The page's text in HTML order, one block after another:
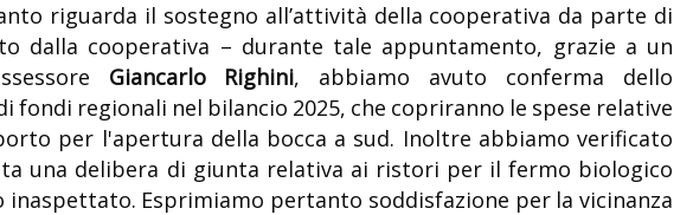
riguarda il sostegno all’attività della cooperativa da parte di
dalla cooperativa – durante tale appuntamento, grazie a un
Giancarlo Righini, abbiamo avuto conferma dello
fondi regionali nel bilancio 2025, che copriranno le spese relative
per l'apertura della bocca a sud. Inoltre abbiamo verificato
una delibera di giunta relativa ai ristori per il fermo biologico
Esprimiamo pertanto soddisfazione per la vicinanza